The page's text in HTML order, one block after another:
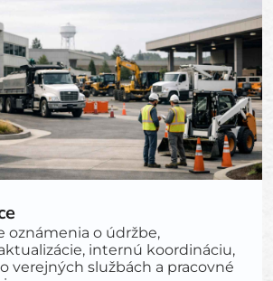
oznámenia o údržbe,
internú koordináciu,
verejných službách a pracovné